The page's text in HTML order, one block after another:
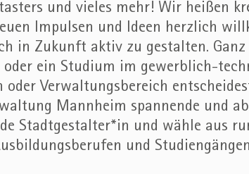
und vieles mehr! Wir heißen
Impulsen und Ideen herzlich
in Zukunft aktiv zu gestalten.
oder ein Studium im gewerblich-
oder Verwaltungsbereich
Mannheim spannende und
Stadtgestalter*in und wähle aus
und